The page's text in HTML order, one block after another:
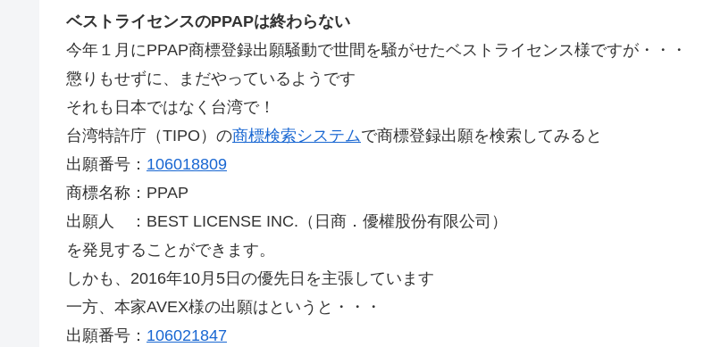
ベストライセンスのPPAPは終わらない
今年１月にPPAP商標登録出願騒動で世間を騒がせたベストライセンス様ですが・・・
懲りもせずに、まだやっているようです
それも日本ではなく台湾で！
台湾特許庁（TIPO）の商標検索システムで商標登録出願を検索してみると
出願番号： 106018809
商標名称：PPAP
出願人 ：BEST LICENSE INC.（日商．優權股份有限公司）
を発見することができます。
しかも、2016年10月5日の優先日を主張しています
一方、本家AVEX様の出願はというと・・・
出願番号： 106021847